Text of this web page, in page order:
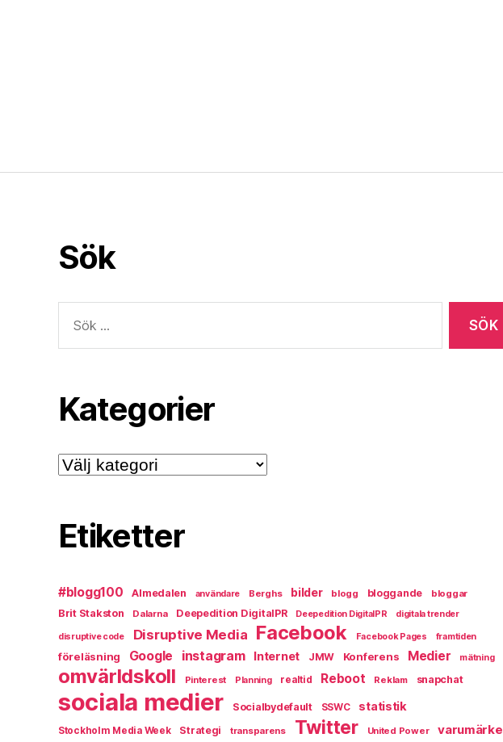
Sök
efter:
Kategorier
Kategorier
Etiketter
#blogg100 Almedalen användare Berghs bilder blogg bloggande bloggar
Brit Stakston Dalarna Deepedition DigitalPR Deepedition DigitalPR digitala trender
disruptive code Disruptive Media Facebook Facebook Pages framtiden
föreläsning Google instagram Internet JMW Konferens Medier mätning
omvärldskoll Pinterest Planning realtid Reboot Reklam snapchat
sociala medier Socialbydefault SSWC statistik
Stockholm Media Week Strategi transparens Twitter United Power varumärke